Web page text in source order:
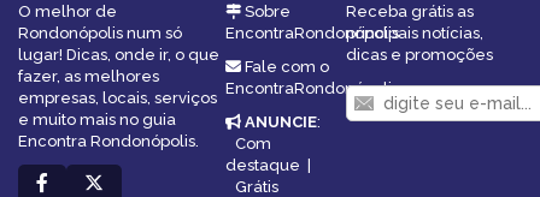
O melhor de
Rondonópolis num só
lugar! Dicas, onde ir, o que
fazer, as melhores
empresas, locais, serviços
e muito mais no guia
Encontra Rondonópolis.
Sobre
EncontraRondonópolis
Fale com o
EncontraRondonópolis
ANUNCIE:
Com
destaque
Grátis
Receba grátis as
principais notícias,
dicas e promoções